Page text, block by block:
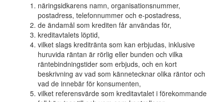
näringsidkarens namn, organisationsnummer,
postadress, telefonnummer och e-postadress,
de ändamål som krediten får användas för,
kreditavtalets löptid,
vilket slags kreditränta som kan erbjudas, inklusive
huruvida räntan är rörlig eller bunden och vilka
räntebindningstider som erbjuds, och en kort
beskrivning av vad som kännetecknar olika räntor och
vad de innebär för konsumenten,
vilket referensvärde som kreditavtalet i förekommande